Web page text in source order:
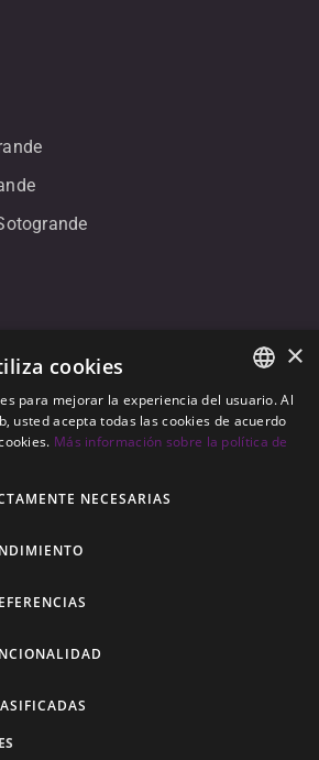
43 Avenida de Paniagua, s/n
Cádiz
ENGLISH
SPANISH
×
cookies
para mejorar la experiencia del usuario. Al
usted acepta todas las cookies de acuerdo
Más información sobre la política de
NECESARIAS